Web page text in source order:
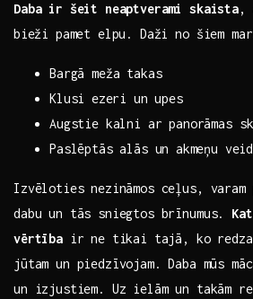
Daba ir šeit neaptverami skaista,
⁣bieži pamet elpu. Daži no šiem
Bargā meža takas
Klusi ⁣ezeri un upes
Augstie kalni ar panorāmas
Paslēptās alās‍ un⁤ akmeņu⁣
Izvēloties nezināmos ceļus,
dabu un tās sniegtos brīnumus.
vērtībair ne tikai tajā, ​ko
jūtam​ un piedzīvojam. Daba⁣ mūs‍
un izjustiem. Uz ielām un takām